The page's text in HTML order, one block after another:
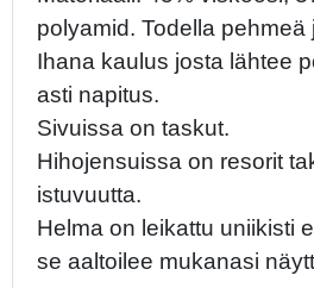
polyamid. Todella pehmeä
Ihana kaulus josta lähtee
asti napitus.
Sivuissa on taskut.
Hihojensuissa on resorit
istuvuutta.
Helma on leikattu uniikisti
se aaltoilee mukanasi